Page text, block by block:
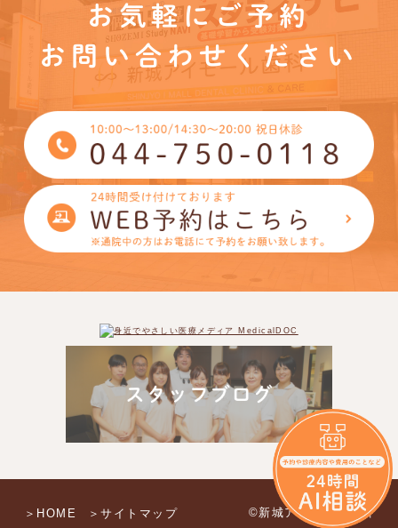
お気軽にご予約
お問い合わせください
＞HOME ＞サイトマップ ©新城アイモール歯科